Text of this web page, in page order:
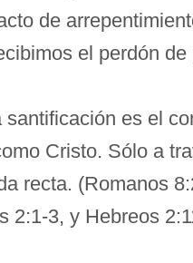
de
el perdón
santificación es el
Cristo. Sólo a
recta. (Romanos
2:1-3, y Hebreos